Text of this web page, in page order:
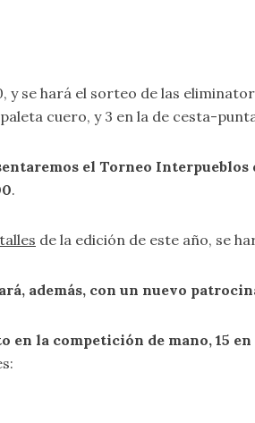
y se hará el sorteo de las
cuero, y 3 en la de cesta-
el Torneo Interpueblos
.
de la edición de este año, se
además, con un nuevo
en la competición de mano, 15